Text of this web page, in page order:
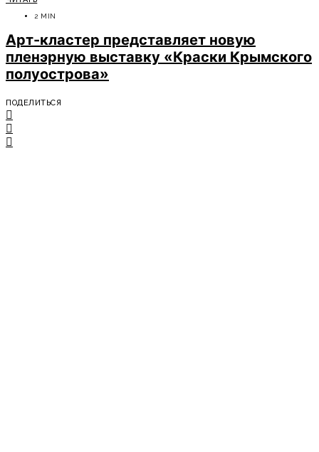
2 MIN
Арт-кластер представляет новую
пленэрную выставку «Краски Крымского
полуострова»
ПОДЕЛИТЬСЯ